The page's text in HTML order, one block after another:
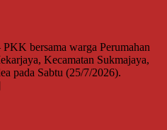
bersama warga Perumahan
Kecamatan Sukmajaya,
pada Sabtu (25/7/2026).